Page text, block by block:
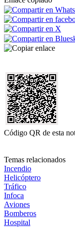
Código QR de esta
Temas relacionados
Incendio
Helicóptero
Tráfico
Infoca
Aviones
Bomberos
Hospital